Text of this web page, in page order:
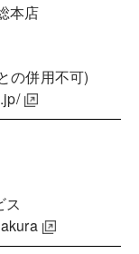
本店
の併用不可)
ス